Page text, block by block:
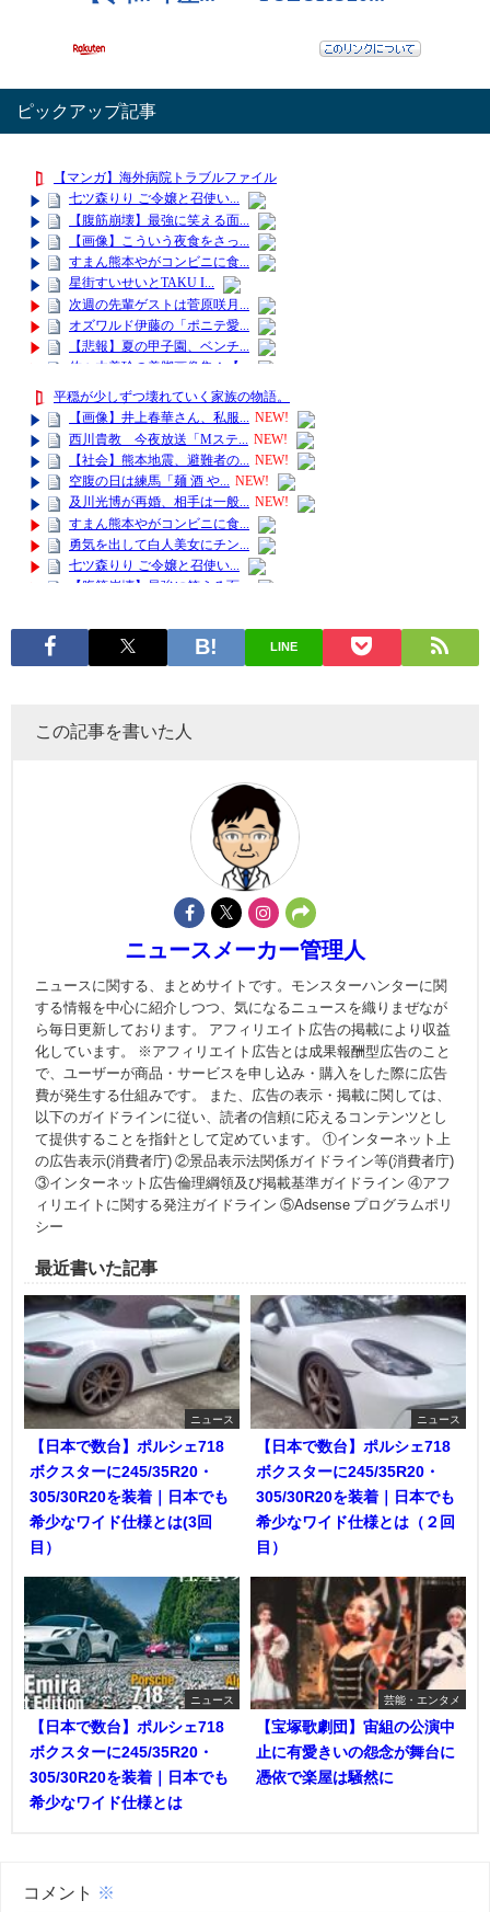
ピックアップ記事
LINE
この記事を書いた人
ニュースメーカー管理人
ニュースに関する、まとめサイトです。モンスターハンターに関
する情報を中心に紹介しつつ、気になるニュースを織りまぜなが
ら毎日更新しております。 アフィリエイト広告の掲載により収益
化しています。 ※アフィリエイト広告とは成果報酬型広告のこと
で、ユーザーが商品・サービスを申し込み・購入をした際に広告
費が発生する仕組みです。 また、広告の表示・掲載に関しては、
以下のガイドラインに従い、読者の信頼に応えるコンテンツとし
て提供することを指針として定めています。 ①インターネット上
の広告表示(消費者庁) ②景品表示法関係ガイドライン等(消費者庁)
③インターネット広告倫理綱領及び掲載基準ガイドライン ④アフ
ィリエイトに関する発注ガイドライン ⑤Adsense プログラムポリ
シー
最近書いた記事
ニュース
【日本で数台】ポルシェ718
ボクスターに245/35R20・
305/30R20を装着｜日本でも
希少なワイド仕様とは(3回
目）
ニュース
【日本で数台】ポルシェ718
ボクスターに245/35R20・
305/30R20を装着｜日本でも
希少なワイド仕様とは（２回
目）
ニュース
【日本で数台】ポルシェ718
ボクスターに245/35R20・
305/30R20を装着｜日本でも
希少なワイド仕様とは
芸能・エンタメ
【宝塚歌劇団】宙組の公演中
止に有愛きいの怨念が舞台に
憑依で楽屋は騒然に
コメント ※